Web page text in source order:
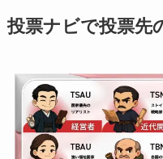
投票ナビで投票先